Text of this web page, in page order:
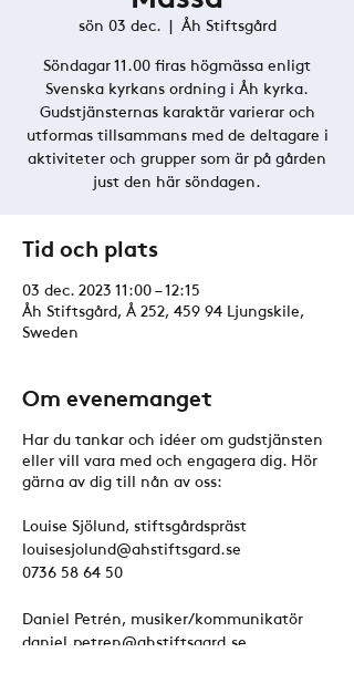
sön 03 dec.
  |
Åh Stiftsgård
Söndagar 11.00 firas högmässa enligt
Svenska kyrkans ordning i Åh kyrka.
Gudstjänsternas karaktär varierar och
utformas tillsammans med de deltagare i
aktiviteter och grupper som är på gården
just den här söndagen.
Tid och plats
03 dec. 2023 11:00 – 12:15
Åh Stiftsgård, Å 252, 459 94 Ljungskile,
Sweden
Om evenemanget
Har du tankar och idéer om gudstjänsten
eller vill vara med och engagera dig. Hör
gärna av dig till nån av oss:
Louise Sjölund, stiftsgårdspräst
louisesjolund@ahstiftsgard.se
0736 58 64 50
Daniel Petrén, musiker/kommunikatör
daniel.petren@ahstiftsgard.se